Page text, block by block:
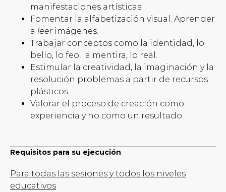
manifestaciones artísticas.
Fomentar la alfabetización visual. Aprender
a leerimágenes.
Trabajar conceptos como la identidad, lo
bello, lo feo, la mentira, lo real.
Estimular la creatividad, la imaginación y la
resolución problemas a partir de recursos
plásticos.
Valorar el proceso de creación como
experiencia y no como un resultado.
Requisitos para su ejecución
Para todas las sesiones y todos los niveles
educativos